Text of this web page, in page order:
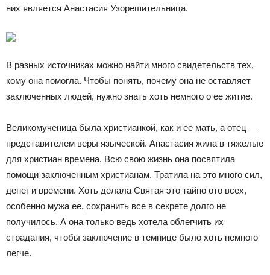
них является Анастасия Узорешительница.
В разных источниках можно найти много свидетельств тех,
кому она помогла. Чтобы понять, почему она не оставляет
заключенных людей, нужно знать хоть немного о ее житие.
Великомученица была христианкой, как и ее мать, а отец —
представителем веры языческой. Анастасия жила в тяжелые
для христиан времена. Всю свою жизнь она посвятила
помощи заключенным христианам. Тратила на это много сил,
денег и времени. Хоть делала Святая это тайно ото всех,
особенно мужа ее, сохранить все в секрете долго не
получилось. А она только ведь хотела облегчить их
страдания, чтобы заключение в темнице было хоть немного
легче.